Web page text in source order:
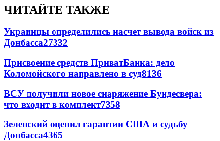
ЧИТАЙТЕ ТАКЖЕ
Украинцы определились насчет вывода войск из
Донбасса27332
Присвоение средств ПриватБанка: дело
Коломойского направлено в суд8136
ВСУ получили новое снаряжение Бундесвера:
что входит в комплект7358
Зеленский оценил гарантии США и судьбу
Донбасса4365